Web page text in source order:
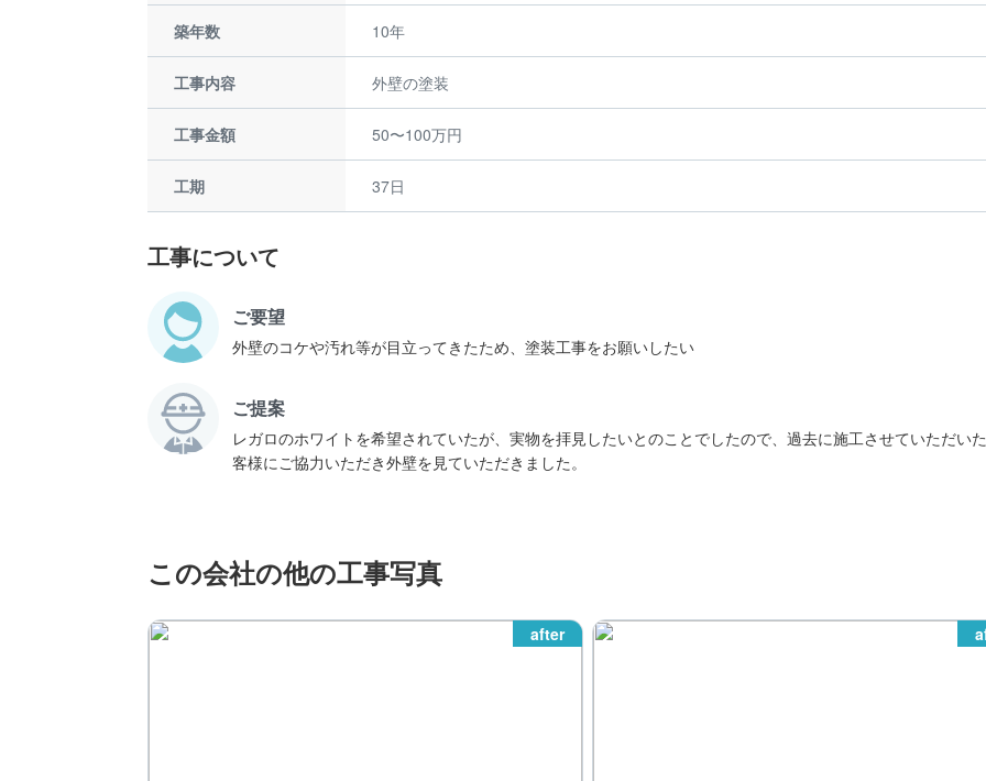
築年数 10年
工事内容 外壁の塗装
工事金額 50〜100万円
工期 37日
工事について
ご要望
外壁のコケや汚れ等が目立ってきたため、塗装工事をお願いしたい
ご提案
レガロのホワイトを希望されていたが、実物を拝見したいとのことでしたので、過去に施工させていただい
客様にご協力いただき外壁を見ていただきました。
この会社の他の工事写真
after